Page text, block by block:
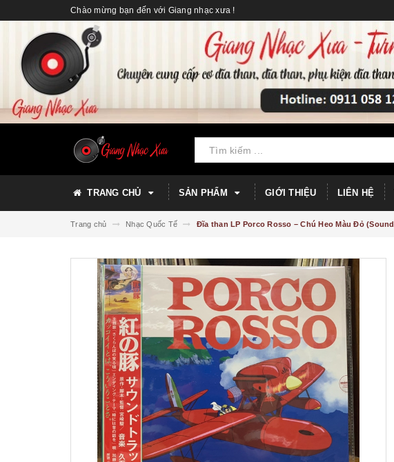
Chào mừng bạn đến với Giang nhạc xưa !
TRANG CHỦ SẢN PHẨM GIỚI THIỆU LIÊN HỆ
Trang chủ Nhạc Quốc Tế Đĩa than LP Porco Rosso – Chú Heo Màu Đỏ